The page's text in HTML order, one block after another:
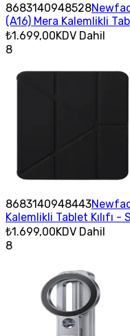
8683140948528
(A16) Mera Kalemlikli
₺1.699,00KDV Dahil
8
8683140948443
Kalemlikli Tablet Kılıfı -
₺1.699,00KDV Dahil
8